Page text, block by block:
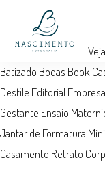
Batizado Bodas Book
Desfile Editorial
Gestante Ensaio
Jantar de Formatura
Casamento Retrato